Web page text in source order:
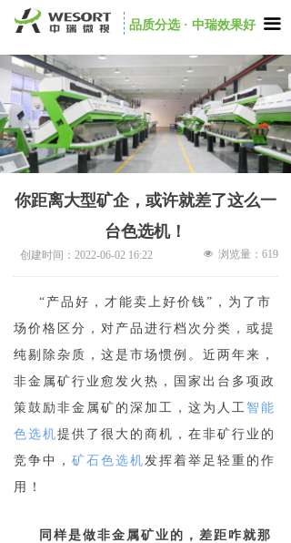
品质分选 · 中瑞效果好 끀
创建时间： 2022-06-02 16:22
你距离大型矿企，或许就差了这么一
台色选机！
넶 浏览量： 619
“产品好，才能卖上好价钱”，为了市
场价格区分，对产品进行档次分类，或提
纯剔除杂质，这是市场惯例。近两年来，
非金属矿行业愈发火热，国家出台多项政
策鼓励非金属矿的深加工，这为人工 智能
色选机提供了很大的商机，在非矿行业的
竞争中， 矿石色选机发挥着举足轻重的作
用！
同样是做非金属矿业的，差距咋就那